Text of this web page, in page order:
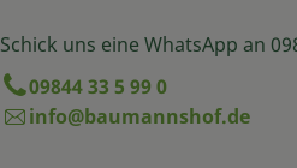
Schick uns eine WhatsApp an
09844 33 5 99 0
info@baumannshof.de